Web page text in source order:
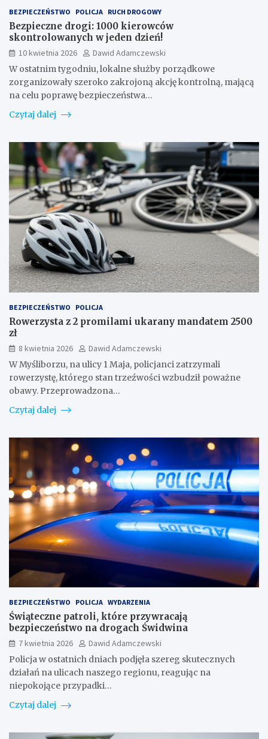
BEZPIECZEŃSTWO POLICJA RUCH DROGOWY
Bezpieczne drogi: 1000 kierowców
skontrolowanych w jeden dzień!
10 kwietnia 2026
Dawid Adamczewski
W ostatnim tygodniu, lokalne służby porządkowe
zorganizowały szeroko zakrojoną akcję kontrolną, mającą
na celu poprawę bezpieczeństwa…
Czytaj dalej
BEZPIECZEŃSTWO POLICJA
Rowerzysta z 2 promilami ukarany mandatem 2500
zł
8 kwietnia 2026
Dawid Adamczewski
W Myśliborzu, na ulicy 1 Maja, policjanci zatrzymali
rowerzystę, którego stan trzeźwości wzbudził poważne
obawy. Przeprowadzona…
Czytaj dalej
BEZPIECZEŃSTWO POLICJA WYDARZENIA
Świąteczne patroli, które przywracają
bezpieczeństwo na drogach Świdwina
7 kwietnia 2026
Dawid Adamczewski
Policja w ostatnich dniach podjęła szereg skutecznych
działań na ulicach naszego regionu, reagując na
niepokojące przypadki…
Czytaj dalej